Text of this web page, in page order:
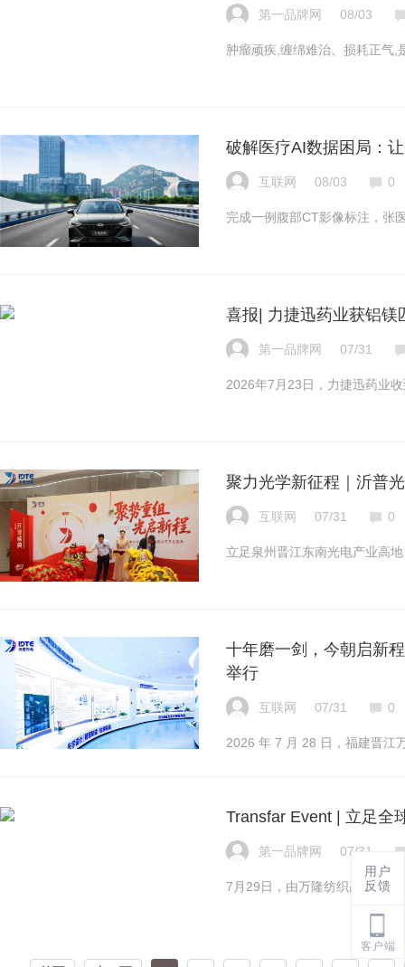
第一品牌网 08/03
肿瘤顽疾,缠绵难治、损耗正气,
破解医疗AI数据困局：
互联网 08/03 0
完成一例腹部CT影像标注，张
喜报| 力捷迅药业获铝镁
第一品牌网 07/31
2026年7月23日，力捷迅药业
聚力光学新征程｜沂普
互联网 07/31 0
立足泉州晋江东南光电产业高
十年磨一剑，今朝启新
举行
互联网 07/31 0
2026 年 7 月 28 日，福建晋江
Transfar Event | 立足全
第一品牌网 07/31
7月29日，由万隆纺织高等专
用户
反馈
客户端